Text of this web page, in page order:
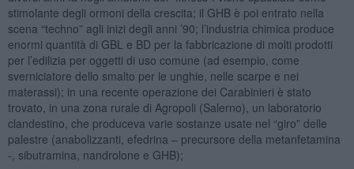
stimolante degli ormoni della crescita; il GHB è poi entrato nella
scena “techno” agli inizi degli anni ’90; l’industria chimica produce
enormi quantità di GBL e BD per la fabbricazione di molti prodotti
per l’edilizia per oggetti di uso comune (ad esempio, come
sverniciatore dello smalto per le unghie, nelle scarpe e nei
materassi); in una recente operazione dei Carabinieri è stato
trovato, in una zona rurale di Agropoli (Salerno), un laboratorio
clandestino, che produceva varie sostanze usate nel “giro” delle
palestre (anabolizzanti, efedrina – precursore della metanfetamina
-, sibutramina, nandrolone e GHB);